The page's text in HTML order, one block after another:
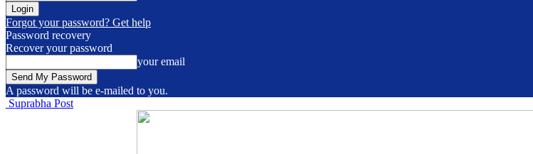
Forgot your password? Get help
Password recovery
Recover your password
your email
A password will be e-mailed to you.
Suprabha Post